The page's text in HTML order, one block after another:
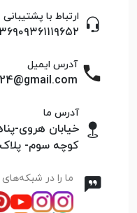
ارتباط با پشتیبانی
۰۹۳۶۱۱۱۹۶۵۲
آدرس ایمیل
آدرس ما
کوچه سوم- پلاک27
ما را در